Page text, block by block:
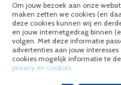
© Nieuwhoff de Rijk
Om jouw bezoek aan onze
maken zetten we cookies (en
deze cookies kunnen wij en
en jouw internetgedrag binnen
volgen. Met deze informatie
advertenties aan jouw
cookies mogelijk informatie te
privacy en cookies.